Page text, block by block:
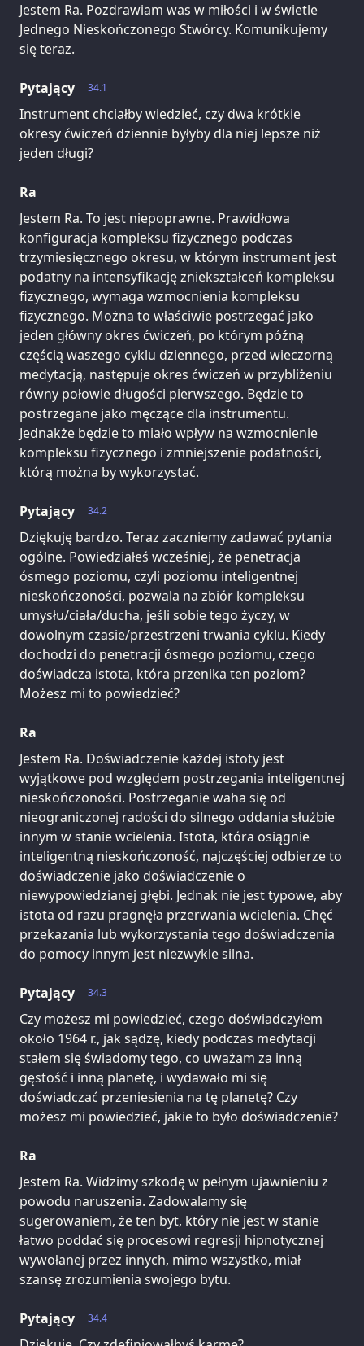
Jestem Ra. Pozdrawiam was w miłości i w świetle
Jednego Nieskończonego Stwórcy. Komunikujemy
się teraz.
34.1
Pytający
Instrument chciałby wiedzieć, czy dwa krótkie
okresy ćwiczeń dziennie byłyby dla niej lepsze niż
jeden długi?
Ra
Jestem Ra. To jest niepoprawne. Prawidłowa
konfiguracja kompleksu fizycznego podczas
trzymiesięcznego okresu, w którym instrument jest
podatny na intensyfikację zniekształceń kompleksu
fizycznego, wymaga wzmocnienia kompleksu
fizycznego. Można to właściwie postrzegać jako
jeden główny okres ćwiczeń, po którym późną
częścią waszego cyklu dziennego, przed wieczorną
medytacją, następuje okres ćwiczeń w przybliżeniu
równy połowie długości pierwszego. Będzie to
postrzegane jako męczące dla instrumentu.
Jednakże będzie to miało wpływ na wzmocnienie
kompleksu fizycznego i zmniejszenie podatności,
którą można by wykorzystać.
34.2
Pytający
Dziękuję bardzo. Teraz zaczniemy zadawać pytania
ogólne. Powiedziałeś wcześniej, że penetracja
ósmego poziomu, czyli poziomu inteligentnej
nieskończoności, pozwala na zbiór kompleksu
umysłu/ciała/ducha, jeśli sobie tego życzy, w
dowolnym czasie/przestrzeni trwania cyklu. Kiedy
dochodzi do penetracji ósmego poziomu, czego
doświadcza istota, która przenika ten poziom?
Możesz mi to powiedzieć?
Ra
Jestem Ra. Doświadczenie każdej istoty jest
wyjątkowe pod względem postrzegania inteligentnej
nieskończoności. Postrzeganie waha się od
nieograniczonej radości do silnego oddania służbie
innym w stanie wcielenia. Istota, która osiągnie
inteligentną nieskończoność, najczęściej odbierze to
doświadczenie jako doświadczenie o
niewypowiedzianej głębi. Jednak nie jest typowe, aby
istota od razu pragnęła przerwania wcielenia. Chęć
przekazania lub wykorzystania tego doświadczenia
do pomocy innym jest niezwykle silna.
34.3
Pytający
Czy możesz mi powiedzieć, czego doświadczyłem
około 1964 r., jak sądzę, kiedy podczas medytacji
stałem się świadomy tego, co uważam za inną
gęstość i inną planetę, i wydawało mi się
doświadczać przeniesienia na tę planetę? Czy
możesz mi powiedzieć, jakie to było doświadczenie?
Ra
Jestem Ra. Widzimy szkodę w pełnym ujawnieniu z
powodu naruszenia. Zadowalamy się
sugerowaniem, że ten byt, który nie jest w stanie
łatwo poddać się procesowi regresji hipnotycznej
wywołanej przez innych, mimo wszystko, miał
szansę zrozumienia swojego bytu.
34.4
Pytający